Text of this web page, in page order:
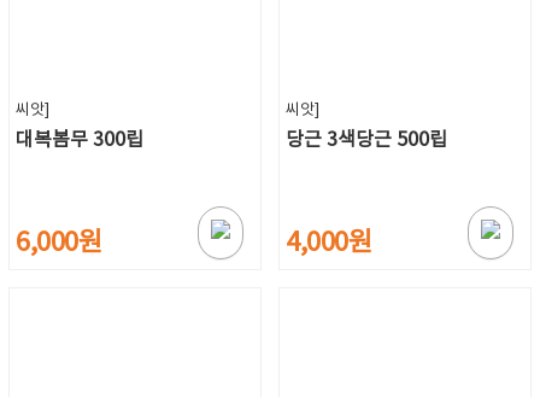
씨앗]
대복봄무 300립
6,000원
씨앗]
당근 3색당근 500립
4,000원